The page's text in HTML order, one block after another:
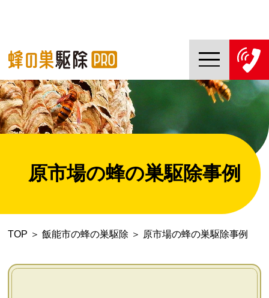
TOP
蜂の巣駆除PROについて
蜂の巣駆除ご依頼の流れ
対応エリア一覧
原市場の蜂の巣駆除事例
TOP ＞ 飯能市の蜂の巣駆除 ＞ 原市場の蜂の巣駆除事例